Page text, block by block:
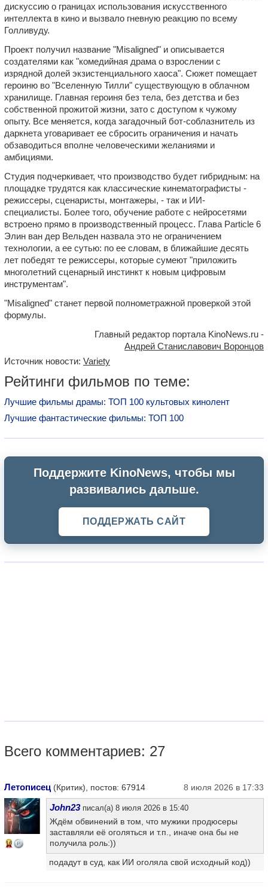
дискуссию о границах использования искусственного
интеллекта в кино и вызвало гневную реакцию по всему
Голливуду.
Проект получил название "Misaligned" и описывается
создателями как "комедийная драма о взрослении с
изрядной долей экзистенциального хаоса". Сюжет помещает
героиню во "Вселенную Тилли" существующую в облачном
хранилище. Главная героиня без тела, без детства и без
собственной прожитой жизни, зато с доступом к чужому
опыту. Все меняется, когда загадочный бот-соблазнитель из
даркнета уговаривает ее сбросить ограничения и начать
обзаводиться вполне человеческими желаниями и
амбициями.
Студия подчеркивает, что производство будет гибридным: на
площадке трудятся как классические кинематографисты -
режиссеры, сценаристы, монтажеры, - так и ИИ-
специалисты. Более того, обучение работе с нейросетями
встроено прямо в производственный процесс. Глава Particle 6
Элин ван дер Вельден назвала это не ограничением
технологии, а ее сутью: по ее словам, в ближайшие десять
лет победят те режиссеры, которые сумеют "приложить
многолетний сценарный инстинкт к новым цифровым
инструментам".
"Misaligned" станет первой полнометражной проверкой этой
формулы.
Главный редактор портала KinoNews.ru -
Андрей Станиславович Воронцов
Источник новости: Variety
Рейтинги фильмов по теме:
Лучшие фильмы драмы: ТОП 100 культовых кинолент
Лучшие фантастические фильмы: ТОП 100
Поддержите KinoNews, чтобы мы
развивались дальше.
ПОДДЕРЖАТЬ САЙТ
Всего комментариев: 27
Летописец (Критик), постов: 67914 8 июля 2026 в 17:33
16
John23писал(а) 8 июля 2026 в 15:40
Ждём обвинений в том, что мужики продюсеры
заставляли её оголяться и т.п., иначе она бы не
получила роль:))
подадут в суд, как ИИ оголяла свой исходный код))